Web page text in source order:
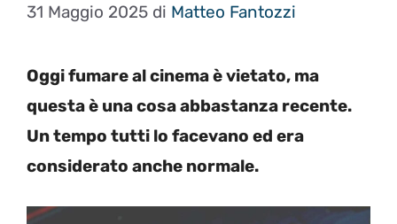
31 Maggio 2025 di Matteo Fantozzi
Oggi fumare al cinema è vietato, ma
questa è una cosa abbastanza recente.
Un tempo tutti lo facevano ed era
considerato anche normale.